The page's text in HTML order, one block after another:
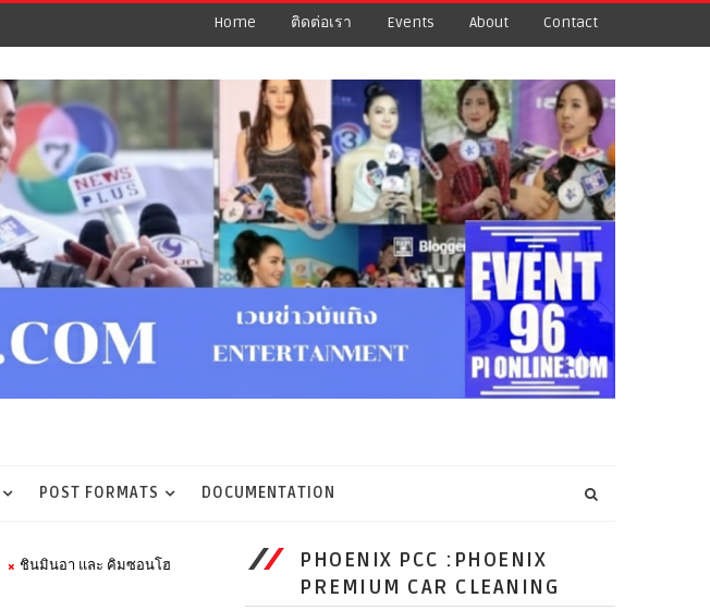
Home ติดต่อเรา Events About Contact
POST FORMATS DOCUMENTATION
ชินมินอา และ คิมซอนโฮ
PHOENIX PCC :PHOENIX
PREMIUM CAR CLEANING